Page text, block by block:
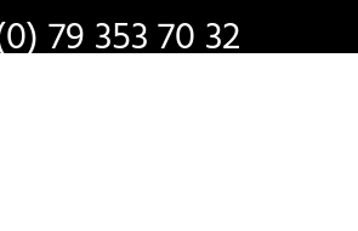
79 353 70 32